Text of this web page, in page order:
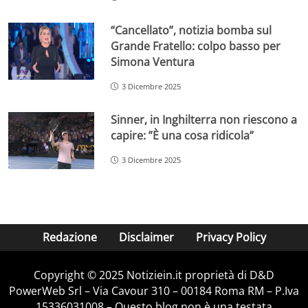
“Cancellato”, notizia bomba sul
Grande Fratello: colpo basso per
Simona Ventura
3 Dicembre 2025
Sinner, in Inghilterra non riescono a
capire: ”È una cosa ridicola”
3 Dicembre 2025
Redazione Disclaimer Privacy Policy
Copyright © 2025 Notiziein.it proprietà di D&D
PowerWeb Srl – Via Cavour 310 – 00184 Roma RM – P.Iva